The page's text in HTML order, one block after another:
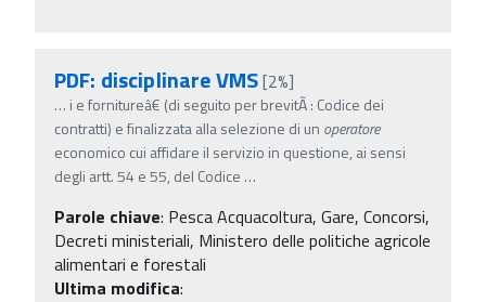
PDF: disciplinare VMS[2%]
… i e fornitureâ€ (di seguito per brevitÃ : Codice dei
contratti) e finalizzata alla selezione di un operatore
economico cui affidare il servizio in questione, ai sensi
degli artt. 54 e 55, del Codice …
Parole chiave: Pesca Acquacoltura, Gare, Concorsi,
Decreti ministeriali, Ministero delle politiche agricole
alimentari e forestali
Ultima modifica: